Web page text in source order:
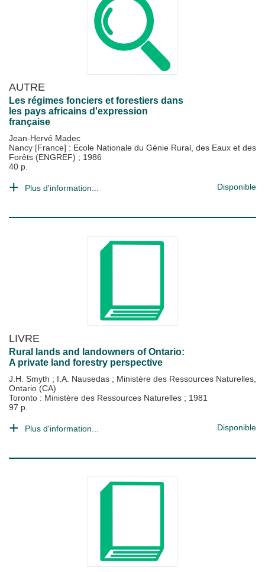
AUTRE
Les régimes fonciers et forestiers dans
les pays africains d'expression
française
Jean-Hervé Madec
Nancy [France] : Ecole Nationale du Génie Rural, des Eaux et des
Forêts (ENGREF) ; 1986
40 p.
Plus d'information... Disponible
LIVRE
Rural lands and landowners of Ontario:
A private land forestry perspective
J.H. Smyth ; I.A. Nausedas ; Ministère des Ressources Naturelles,
Ontario (CA)
Toronto : Ministère des Ressources Naturelles ; 1981
97 p.
Plus d'information... Disponible